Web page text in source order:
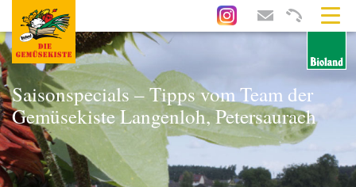
Saisonspecials – Tipps vom Team der
Gemüsekiste Langenloh, Petersaurach